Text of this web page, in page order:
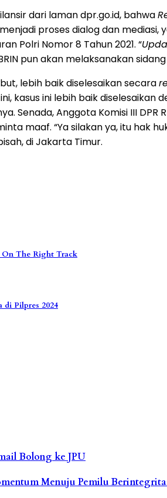
dari laman dpr.go.id, bahwa
proses dialog dan
Polri Nomor 8 Tahun 2021. “
pun akan melaksanakan
lebih baik diselesaikan secara
kasus ini lebih baik diselesaikan
Senada, Anggota Komisi III
maaf. “Ya silakan ya, itu hak
di Jakarta Timur.
On The Right Track
di Pilpres 2024
Bolong ke JPU
Menuju Pemilu